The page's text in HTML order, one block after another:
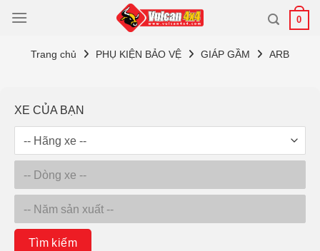
qua
0
Trang chủ PHỤ KIỆN BẢO VỆ GIÁP GẦM ARB
XE CỦA BẠN
Tìm kiếm